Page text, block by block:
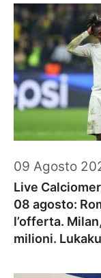
09 Agosto
Live
08 agosto:
l’offerta.
milioni.